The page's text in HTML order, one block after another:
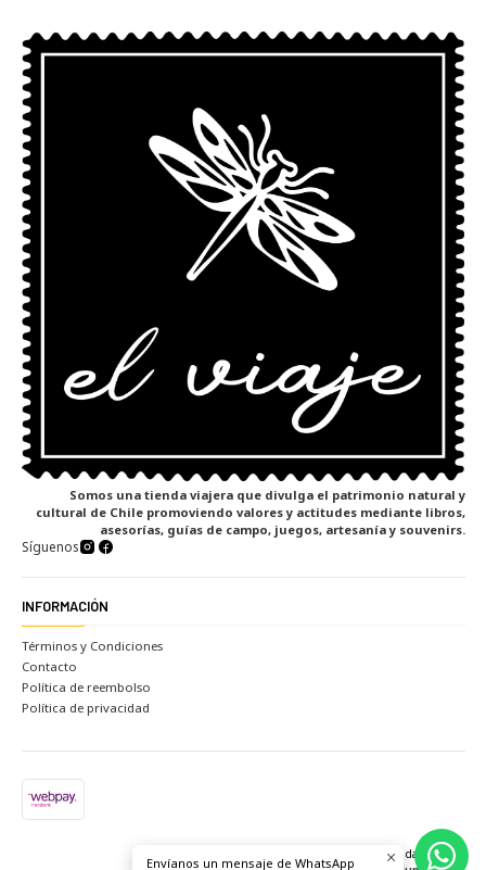
Somos una tienda viajera que divulga el patrimonio natural y
cultural de Chile promoviendo valores y actitudes mediante libros,
asesorías, guías de campo, juegos, artesanía y souvenirs.
Síguenos
INFORMACIÓN
Términos y Condiciones
Contacto
Política de reembolso
Política de privacidad
2026 Tienda el viaje.
Envíanos un mensaje de WhatsApp